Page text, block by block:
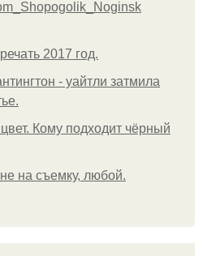
2017 год.
- уайтли затмила
Кому подходит чёрный
на съемку, любой.